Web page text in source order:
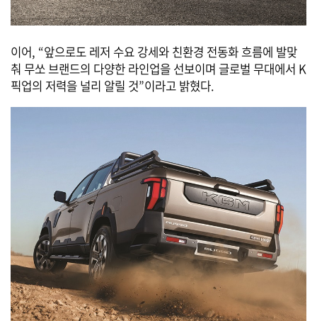
이어, “앞으로도 레저 수요 강세와 친환경 전동화 흐름에 발맞
춰 무쏘 브랜드의 다양한 라인업을 선보이며 글로벌 무대에서 K
픽업의 저력을 널리 알릴 것”이라고 밝혔다.